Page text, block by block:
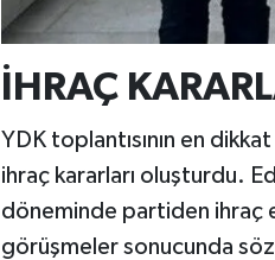
İHRAÇ
YDK toplantısının en
ihraç kararları oluşturdu.
döneminde partiden ihraç
görüşmeler sonucunda